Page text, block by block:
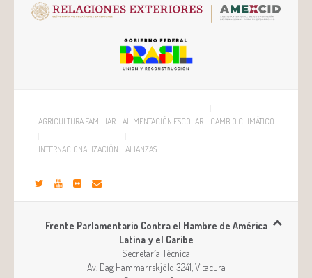
AGRICULTURA FAMILIAR ALIMENTACIÓN ESCOLAR CAMBIO CLIMÁTICO
INTERNACIONALIZACIÓN ALIANZAS
Frente Parlamentario Contra el Hambre de América
Latina y el Caribe
Secretaría Técnica
Av. Dag Hammarrskjöld 3241, Vitacura